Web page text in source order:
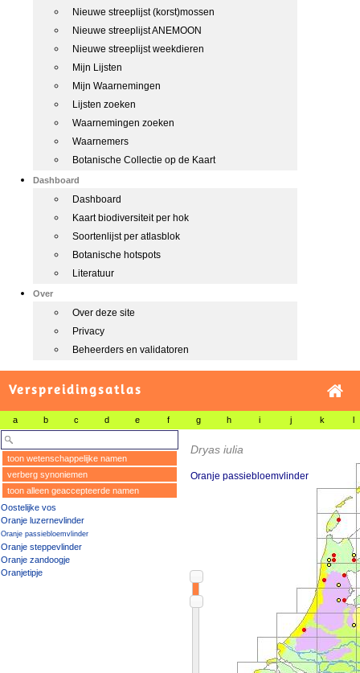
Nieuwe streeplijst (korst)mossen
Nieuwe streeplijst ANEMOON
Nieuwe streeplijst weekdieren
Mijn Lijsten
Mijn Waarnemingen
Lijsten zoeken
Waarnemingen zoeken
Waarnemers
Botanische Collectie op de Kaart
Dashboard
Dashboard
Kaart biodiversiteit per hok
Soortenlijst per atlasblok
Botanische hotspots
Literatuur
Over
Over deze site
Privacy
Beheerders en validatoren
Verspreidingsatlas
a b c d e f g h i j k l
toon wetenschappelijke namen
verberg synoniemen
toon alleen geaccepteerde namen
Oostelijke vos
Oranje luzernevlinder
Oranje passiebloemvlinder
Oranje steppevlinder
Oranje zandoogje
Oranjetipje
Dryas iulia
Oranje passiebloemvlinder